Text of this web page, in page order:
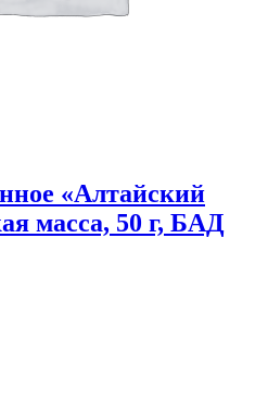
«Алтайский
масса, 50 г, БАД